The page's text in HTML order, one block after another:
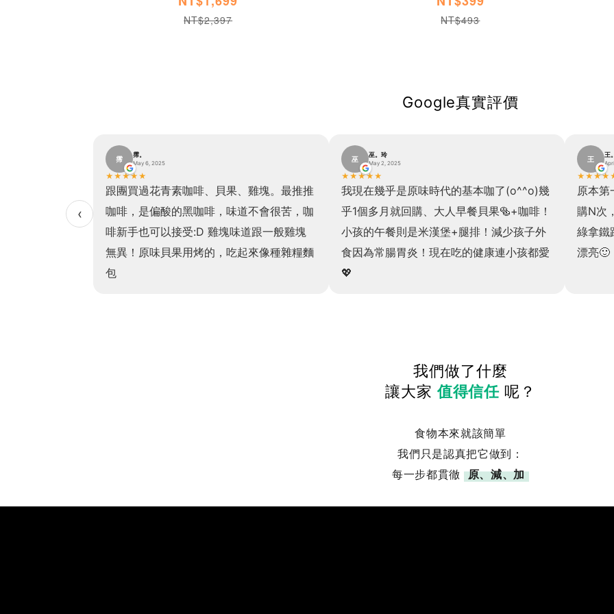
NT$2,397 NT$493
Google真實評價
‹
有飽足感且吃
我最愛的是高
霈 霈。
May 6, 2025
★ ★ ★★ ★
跟團買過花青素咖啡、貝果、雞塊。最推推
咖啡，是偏酸的黑咖啡，味道不會很苦，咖
啡新手也可以接受:D 雞塊味道跟一般雞塊
無異！原味貝果用烤的，吃起來像種雜糧麵
包
巫 巫。玲
May 2, 2025
★ ★ ★★ ★
我現在幾乎是原味時代的基本咖了(o^^o)幾
乎1個多月就回購、大人早餐貝果🥯+咖啡！
小孩的午餐則是米漢堡+腿排！減少孩子外
食因為常腸胃炎！現在吃的健康連小孩都愛
💖
王 王
★ ★ ★★
原本第
購N次
綠拿鐵
漂亮🙂
我們做了什麼
讓大家值得信任 呢？
食物本來就該簡單
我們只是認真把它做到：
每一步都貫徹 原、減、加